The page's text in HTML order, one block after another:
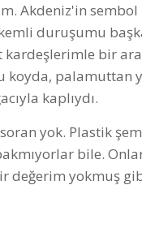
Akdeniz'in sembol
duruşumu
bir
koyda, palamuttan
kaplıydı.
yok. Plastik
bile.
değerim yokmuş